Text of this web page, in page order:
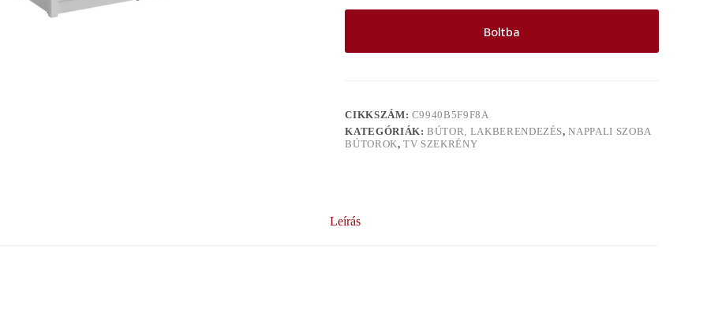
Boltba
CIKKSZÁM: C9940B5F9F8A
KATEGÓRIÁK:BÚTOR, LAKBERENDEZÉS,NAPPALI SZOBA
BÚTOROK,TV SZEKRÉNY
Leírás